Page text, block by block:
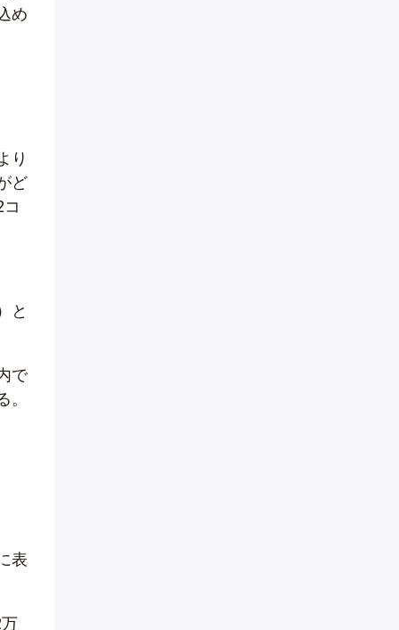
め
り
ど
と
で
表